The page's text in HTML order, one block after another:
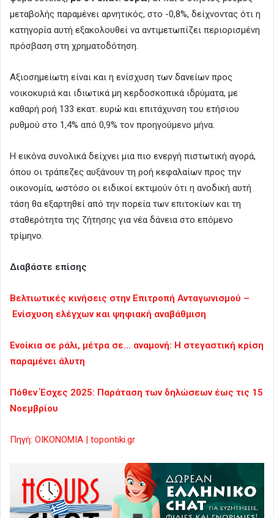
μεταβολής παραμένει αρνητικός, στο -0,8%, δείχνοντας ότι η
κατηγορία αυτή εξακολουθεί να αντιμετωπίζει περιορισμένη
πρόσβαση στη χρηματοδότηση.
Αξιοσημείωτη είναι και η ενίσχυση των δανείων προς
νοικοκυριά και ιδιωτικά μη κερδοσκοπικά ιδρύματα, με
καθαρή ροή 133 εκατ. ευρώ και επιτάχυνση του ετήσιου
ρυθμού στο 1,4% από 0,9% τον προηγούμενο μήνα.
Η εικόνα συνολικά δείχνει μια πιο ενεργή πιστωτική αγορά,
όπου οι τράπεζες αυξάνουν τη ροή κεφαλαίων προς την
οικονομία, ωστόσο οι ειδικοί εκτιμούν ότι η ανοδική αυτή
τάση θα εξαρτηθεί από την πορεία των επιτοκίων και τη
σταθερότητα της ζήτησης για νέα δάνεια στο επόμενο
τρίμηνο.
Διαβάστε επίσης
Βελτιωτικές κινήσεις στην Επιτροπή Ανταγωνισμού –
Ενίσχυση ελέγχων και ψηφιακή αναβάθμιση
Ενοίκια σε ράλι, μέτρα σε… αναμονή: Η στεγαστική κρίση
παραμένει άλυτη
Πόθεν Έσχες 2025: Παράταση των δηλώσεων έως τις 15
Νοεμβρίου
Πηγή: ΟΙΚΟΝΟΜΙΑ | topontiki.gr